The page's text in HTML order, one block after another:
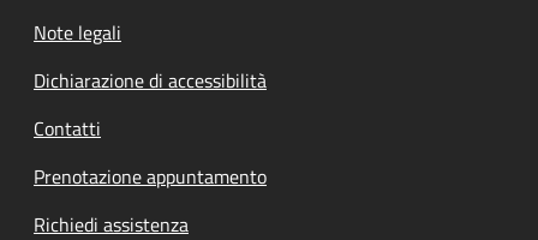
Note legali
Dichiarazione di accessibilità
Contatti
Prenotazione appuntamento
Richiedi assistenza